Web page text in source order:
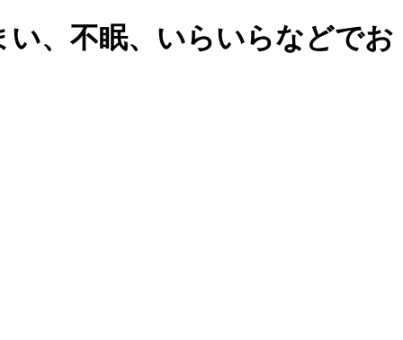
い、不眠、いらいらなどでお